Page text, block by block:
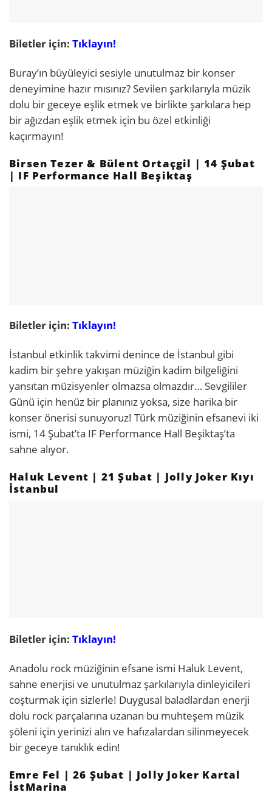
Biletler için: Tıklayın!
Buray’ın büyüleyici sesiyle unutulmaz bir konser
deneyimine hazır mısınız? Sevilen şarkılarıyla müzik
dolu bir geceye eşlik etmek ve birlikte şarkılara hep
bir ağızdan eşlik etmek için bu özel etkinliği
kaçırmayın!
Birsen Tezer & Bülent Ortaçgil | 14 Şubat
| IF Performance Hall Beşiktaş
Biletler için: Tıklayın!
İstanbul etkinlik takvimi denince de İstanbul gibi
kadim bir şehre yakışan müziğin kadim bilgeliğini
yansıtan müzisyenler olmazsa olmazdır… Sevgililer
Günü için henüz bir planınız yoksa, size harika bir
konser önerisi sunuyoruz! Türk müziğinin efsanevi iki
ismi, 14 Şubat’ta IF Performance Hall Beşiktaş’ta
sahne alıyor.
Haluk Levent | 21 Şubat | Jolly Joker Kıyı
İstanbul
Biletler için: Tıklayın!
Anadolu rock müziğinin efsane ismi Haluk Levent,
sahne enerjisi ve unutulmaz şarkılarıyla dinleyicileri
coşturmak için sizlerle! Duygusal baladlardan enerji
dolu rock parçalarına uzanan bu muhteşem müzik
şöleni için yerinizi alın ve hafızalardan silinmeyecek
bir geceye tanıklık edin!
Emre Fel | 26 Şubat | Jolly Joker Kartal
İstMarina